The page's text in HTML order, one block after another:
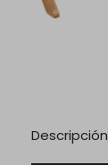
Descripción